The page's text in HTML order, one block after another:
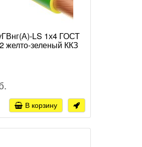
LS 1х4 ГОСТ
желто-зеленый ККЗ
В корзину